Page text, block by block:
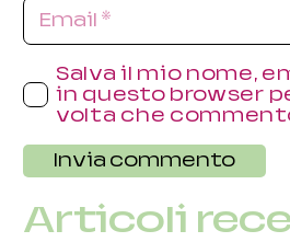
Salva il mio nome,
in questo browser
volta che
Invia commento
Articoli